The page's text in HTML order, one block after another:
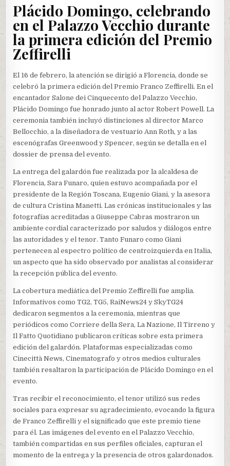
Plácido Domingo, celebrando
en el Palazzo Vecchio durante
la primera edición del Premio
Zeffirelli
El 16 de febrero, la atención se dirigió a Florencia, donde se
celebró la primera edición del Premio Franco Zeffirelli. En el
encantador Salone dei Cinquecento del Palazzo Vecchio,
Plácido Domingo fue honrado junto al actor Robert Powell. La
ceremonia también incluyó distinciones al director Marco
Bellocchio, a la diseñadora de vestuario Ann Roth, y a las
escenógrafas Greenwood y Spencer, según se detalla en el
dossier de prensa del evento.
La entrega del galardón fue realizada por la alcaldesa de
Florencia, Sara Funaro, quien estuvo acompañada por el
presidente de la Región Toscana, Eugenio Giani, y la asesora
de cultura Cristina Manetti. Las crónicas institucionales y las
fotografías acreditadas a Giuseppe Cabras mostraron un
ambiente cordial caracterizado por saludos y diálogos entre
las autoridades y el tenor. Tanto Funaro como Giani
pertenecen al espectro político de centroizquierda en Italia,
un aspecto que ha sido observado por analistas al considerar
la recepción pública del evento.
La cobertura mediática del Premio Zeffirelli fue amplia.
Informativos como TG2, TG5, RaiNews24 y SkyTG24
dedicaron segmentos a la ceremonia, mientras que
periódicos como Corriere della Sera, La Nazione, Il Tirreno y
Il Fatto Quotidiano publicaron críticas sobre esta primera
edición del galardón. Plataformas especializadas como
Cinecittà News, Cinematografo y otros medios culturales
también resaltaron la participación de Plácido Domingo en el
evento.
Tras recibir el reconocimiento, el tenor utilizó sus redes
sociales para expresar su agradecimiento, evocando la figura
de Franco Zeffirelli y el significado que este premio tiene
para él. Las imágenes del evento en el Palazzo Vecchio,
también compartidas en sus perfiles oficiales, capturan el
momento de la entrega y la presencia de otros galardonados.